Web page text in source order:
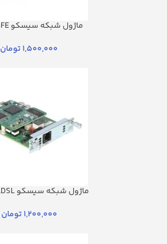
ماژول شبکه سیسکو HWIC-1FE
1,500,000تومان
ماژول شبکه سیسکو HWIC-1ADSL
1,200,000 تومان